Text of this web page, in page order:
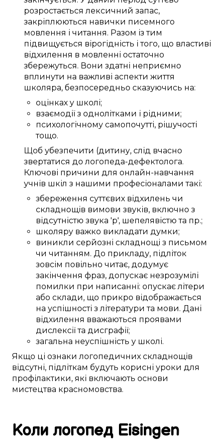
розростається лексичний запас,
закріплюються навички писемного
мовлення і читання. Разом із тим
підвищується вірогідність і того, що властиві
відхилення в мовленні остаточно
збережуться. Вони здатні неприємно
вплинути на важливі аспекти життя
школяра, безпосередньо сказуючись на:
оцінках у школі;
взаємодії з однолітками і рідними;
психологічному самопочутті, рішучості
тощо.
Щоб убезпечити (дитину, слід вчасно
звертатися до логопеда-дефектолога.
Ключові причини для онлайн-навчання
учнів шкіл з нашими професіоналами такі:
збереження суттєвих відхилень чи
складнощів вимови звуків, включно з
відсутністю звука 'р', шепелявістю та пр.;
школяру важко викладати думки;
виникли серйозні складнощі з письмом
чи читанням. До прикладу, підліток
зовсім повільно читає, додумує
закінчення фраз, допускає незрозумілі
помилки при написанні: опускає літери
або склади, що прикро відображається
на успішності з літератури та мови. Дані
відхилення вважаються проявами
дислексії та дисграфії;
загальна неуспішність у школі.
Якщо ці ознаки логопедичних складнощів
відсутні, підліткам будуть корисні уроки для
профілактики, які включають основи
мистецтва красномовства.
Коли логопед Eisingen